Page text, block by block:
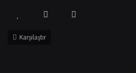
Karşılaştır